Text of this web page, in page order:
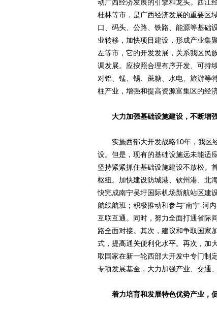
动广西经济发展的引擎和龙头。西江
桂林等市，是广西经济发展的重要区
口、码头、公路、铁路、能源等基础
业转移，加快项目建设，形成产业集
左等市，它的开发发展，关系我区民
调发展。应按照合理有序开发、可持
对铝、锰、锡、蔗糖、水电、旅游等
柱产业，增强和提高资源富集区的经
大力加强基础设施建设，不断增
实施西部大开发战略10年，我区经
设。但是，现有的基础设施远未能适
坚持紧紧抓住基础设施建设不放松。
枢纽。加快建设防城港、钦州港、北
快完成南宁吴圩国际机场新航站区建
航线航班；积极推动和参与“南宁-河
互联互通。同时，努力全面打通省际
路全面对接。其次，建议和争取国家
式，提高通关便利化水平。再次，加
取国家在新一轮西部大开发中专门制
专项发展基金，大力加强产业、交通
着力培育和发展特色优势产业，